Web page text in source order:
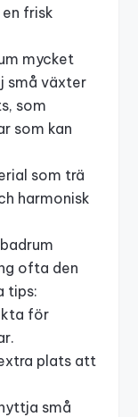
frisk
mycket
små växter
som
som kan
som trä
harmonisk
ofta den
tips:
för
plats att
små